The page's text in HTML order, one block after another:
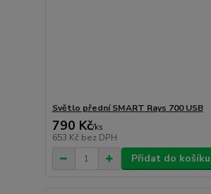
Světlo přední SMART Rays 700 USB
790 Kč/ks
653 Kč bez DPH
Přidat do košíku